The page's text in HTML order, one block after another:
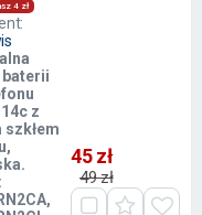
4 zł
baterii
z
szkłem
45 zł
49 zł